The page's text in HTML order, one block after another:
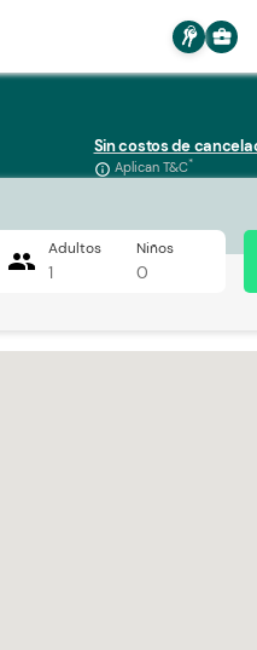
business_center
Sin costos de
info_outline Aplican T&C*
people Adultos
1
Niños
0